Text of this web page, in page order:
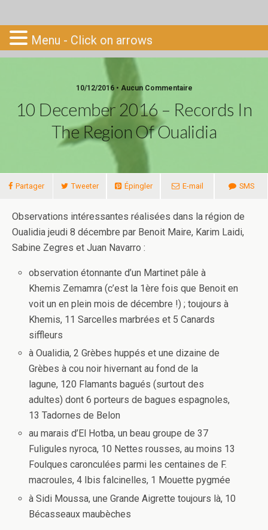
Go-South
10/12/2016 • Aucun Commentaire
10 December 2016 – Records In
The Region Of Oualidia
Partager Tweeter Épingler E-mail SMS
Observations intéressantes réalisées dans la région de
Oualidia jeudi 8 décembre par Benoit Maire, Karim Laidi,
Sabine Zegres et Juan Navarro :
observation étonnante d’un Martinet pâle à
Khemis Zemamra (c’est la 1ère fois que Benoit en
voit un en plein mois de décembre !) ; toujours à
Khemis, 11 Sarcelles marbrées et 5 Canards
siffleurs
à Oualidia, 2 Grèbes huppés et une dizaine de
Grèbes à cou noir hivernant au fond de la
lagune, 120 Flamants bagués (surtout des
adultes) dont 6 porteurs de bagues espagnoles,
13 Tadornes de Belon
au marais d’El Hotba, un beau groupe de 37
Fuligules nyroca, 10 Nettes rousses, au moins 13
Foulques caronculées parmi les centaines de F.
macroules, 4 Ibis falcinelles, 1 Mouette pygmée
à Sidi Moussa, une Grande Aigrette toujours là, 10
Bécasseaux maubèches
Menu - Click on arrows